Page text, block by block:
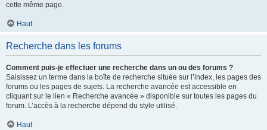
cette même page.
Haut
Recherche dans les forums
Comment puis-je effectuer une recherche dans un ou des forums ?
Saisissez un terme dans la boîte de recherche située sur l’index, les pages des
forums ou les pages de sujets. La recherche avancée est accessible en
cliquant sur le lien « Recherche avancée » disponible sur toutes les pages du
forum. L’accès à la recherche dépend du style utilisé.
Haut